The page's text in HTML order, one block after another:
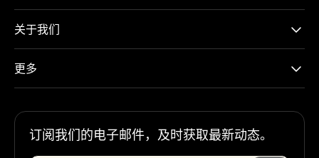
关于我们
更多
订阅我们的电子邮件，及时获取最新动态。